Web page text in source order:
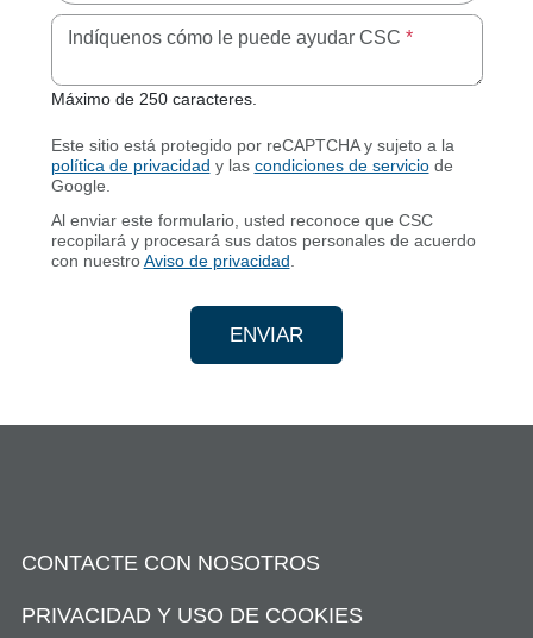
Indíquenos cómo le puede ayudar CSC*Máximo de
Máximo de 250 caracteres.
Este sitio está protegido por reCAPTCHA y sujeto a la
política de privacidad y las condiciones de serviciode
Google.
Al enviar este formulario, usted reconoce que CSC
recopilará y procesará sus datos personales de acuerdo
con nuestro Aviso de privacidad .
ENVIAR
ENVÍA TU INFORMACIÓN
CONTACTE CON NOSOTROS
PRIVACIDAD Y USO DE COOKIES